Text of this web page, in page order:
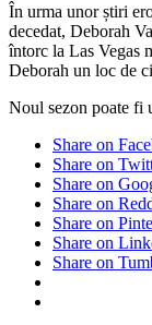
În urma unor știri
decedat, Deborah
întorc la Las Vegas
Deborah un loc de
Noul sezon poate fi
Share on
Share on
Share on
Share on
Share on
Share on
Share on